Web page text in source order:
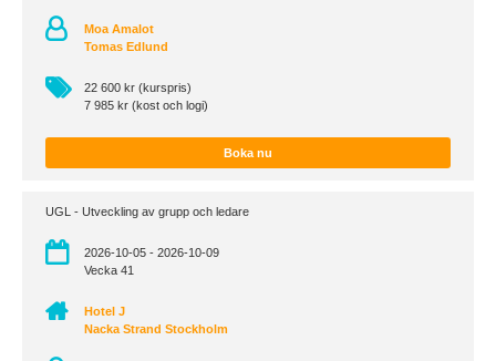
Moa Amalot
Tomas Edlund
22 600 kr (kurspris)
7 985 kr (kost och logi)
Boka nu
UGL - Utveckling av grupp och ledare
2026-10-05 - 2026-10-09
Vecka 41
Hotel J
Nacka Strand Stockholm